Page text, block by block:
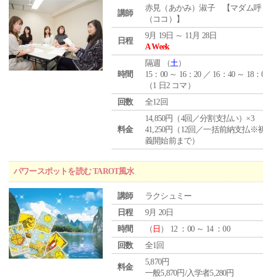
講師
赤見（あかみ）淑子 【マダム呼
（ココ）】
日程
9月 19日 ～ 11月 28日
A Week
時間
隔週 （土）
15：00 ～ 16：20 ／ 16：40 ～ 18：
（1 日2 コマ）
回数
全12回
料金
14,850円（4回／分割支払い）×3
41,250円（12回／一括前納支払※
義開始前まで）
パワースポットを読む TAROT風水
講師
ラクシュミー
日程
9月 20日
時間
（ 日 ） 12 ：00 ～ 14 ：00
回数
全1回
料金
5,870円
一般5,870円/入学者5,280円